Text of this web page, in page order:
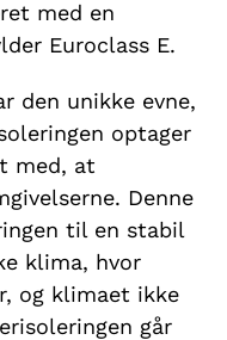
med en
Euroclass E.
den unikke evne,
optager
med, at
Denne
til en stabil
klima, hvor
og klimaet ikke
går